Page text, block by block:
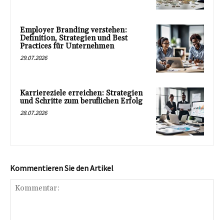
Employer Branding verstehen:
Definition, Strategien und Best
Practices für Unternehmen
29.07.2026
Karriereziele erreichen: Strategien
und Schritte zum beruflichen Erfolg
28.07.2026
Kommentieren Sie den Artikel